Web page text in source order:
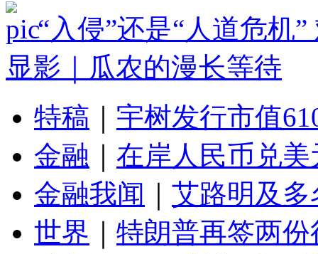
“入侵”还是“人道危机
显影｜瓜农的漫长等待
特稿
宇树发行市值
金融
在岸人民币兑
金融我闻
艾路明及
世界
特朗普再签两